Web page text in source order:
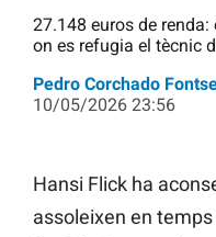
27.148 euros de
on es refugia el tècnic
Pedro Corchado
10/05/2026 23:56
Hansi Flick ha
assoleixen en temps